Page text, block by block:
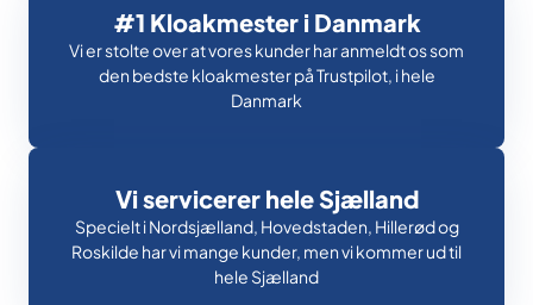
#1 Kloakmester i Danmark
Vi er stolte over at vores kunder har anmeldt os som
den bedste kloakmester på Trustpilot, i hele
Danmark
Vi servicerer hele Sjælland
Specielt i Nordsjælland, Hovedstaden, Hillerød og
Roskilde har vi mange kunder, men vi kommer ud til
hele Sjælland